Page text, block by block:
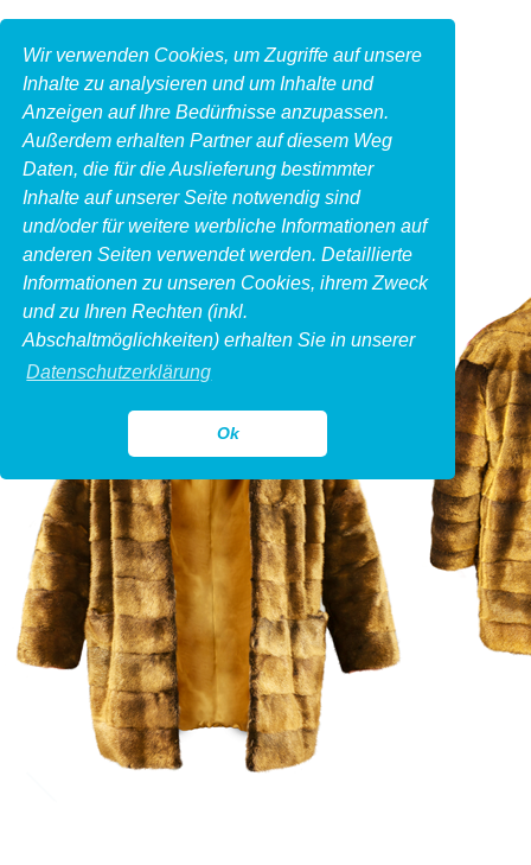
Wir verwenden Cookies, um Zugriffe auf unsere
Inhalte zu analysieren und um Inhalte und
Anzeigen auf Ihre Bedürfnisse anzupassen.
Außerdem erhalten Partner auf diesem Weg
Daten, die für die Auslieferung bestimmter
Inhalte auf unserer Seite notwendig sind
und/oder für weitere werbliche Informationen auf
anderen Seiten verwendet werden. Detaillierte
Informationen zu unseren Cookies, ihrem Zweck
und zu Ihren Rechten (inkl.
Abschaltmöglichkeiten) erhalten Sie in unserer
Datenschutzerklärung
Ok